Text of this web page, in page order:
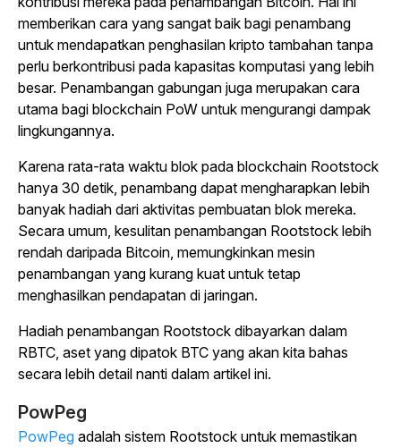
memberikan cara yang sangat baik bagi penambang
untuk mendapatkan penghasilan kripto tambahan tanpa
perlu berkontribusi pada kapasitas komputasi yang lebih
besar. Penambangan gabungan juga merupakan cara
utama bagi blockchain PoW untuk mengurangi dampak
lingkungannya.
Karena rata-rata waktu blok pada blockchain Rootstock
hanya 30 detik, penambang dapat mengharapkan lebih
banyak hadiah dari aktivitas pembuatan blok mereka.
Secara umum, kesulitan penambangan Rootstock lebih
rendah daripada Bitcoin, memungkinkan mesin
penambangan yang kurang kuat untuk tetap
menghasilkan pendapatan di jaringan.
Hadiah penambangan Rootstock dibayarkan dalam
RBTC, aset yang dipatok BTC yang akan kita bahas
secara lebih detail nanti dalam artikel ini.
PowPeg
PowPeg adalah sistem Rootstock untuk memastikan